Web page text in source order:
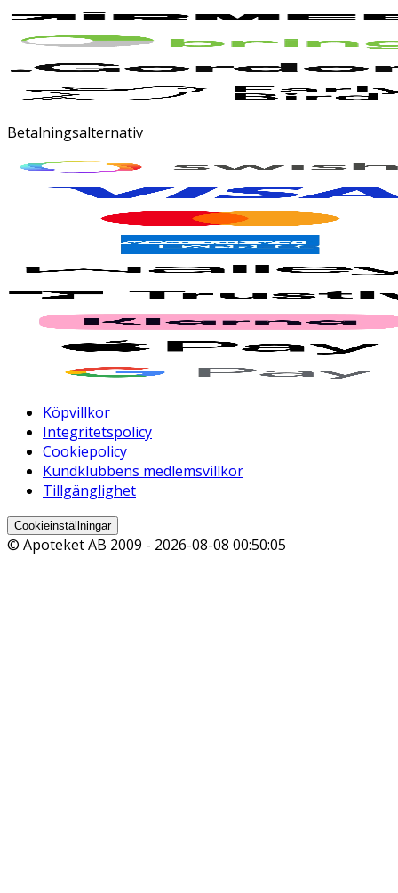
Betalningsalternativ
Köpvillkor
Integritetspolicy
Cookiepolicy
Kundklubbens medlemsvillkor
Tillgänglighet
Cookieinställningar
© Apoteket AB 2009 - 2026-08-08 00:50:05